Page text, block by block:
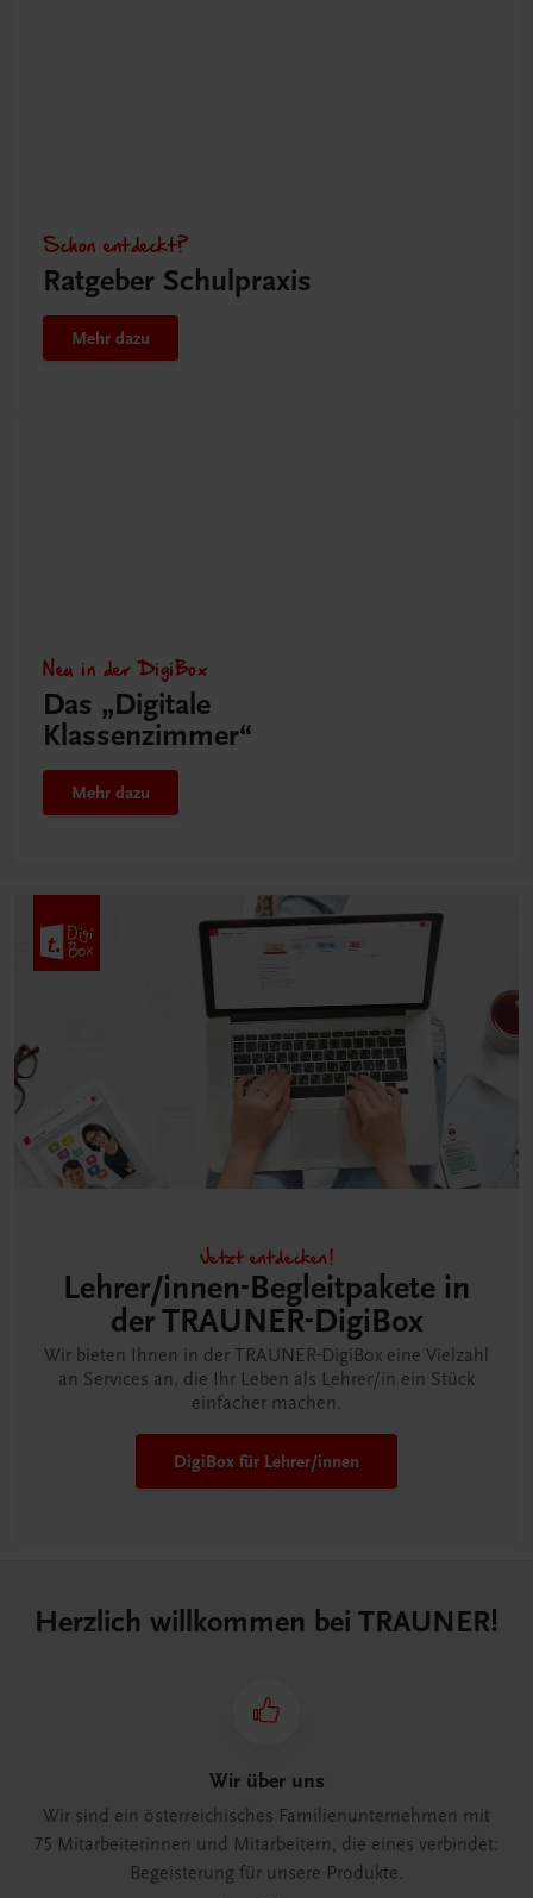
Schon entdeckt?
Ratgeber Schulpraxis
Mehr dazu
Neu in der DigiBox
Das „Digitale
Klassenzimmer“
Mehr dazu
Jetzt entdecken!
Lehrer/innen-Begleitpakete in
der TRAUNER-DigiBox
Wir bieten Ihnen in der TRAUNER-DigiBox eine Vielzahl
an Services an, die Ihr Leben als Lehrer/in ein Stück
einfacher machen.
DigiBox für Lehrer/innen
Herzlich willkommen bei TRAUNER!
Wir über uns
Wir sind ein österreichisches Familienunternehmen mit
75 Mitarbeiterinnen und Mitarbeitern, die eines verbindet:
Begeisterung für unsere Produkte.